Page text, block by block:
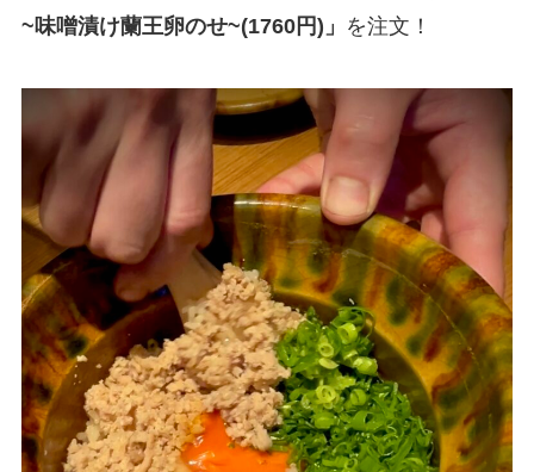
~味噌漬け蘭王卵のせ~(1760円)」 を注文！